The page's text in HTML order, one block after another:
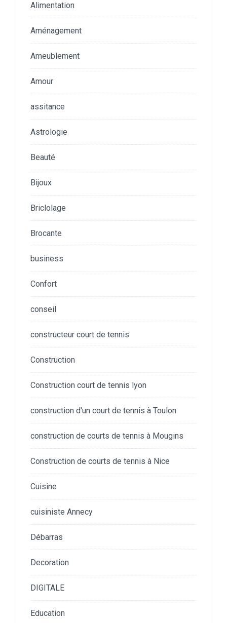
Alimentation
Aménagement
Ameublement
Amour
assitance
Astrologie
Beauté
Bijoux
Briclolage
Brocante
business
Confort
conseil
constructeur court de tennis
Construction
Construction court de tennis lyon
construction d'un court de tennis à Toulon
construction de courts de tennis à Mougins
Construction de courts de tennis à Nice
Cuisine
cuisiniste Annecy
Débarras
Decoration
DIGITALE
Education